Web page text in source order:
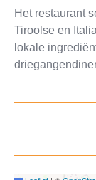
Het restaurant
Tiroolse en
lokale